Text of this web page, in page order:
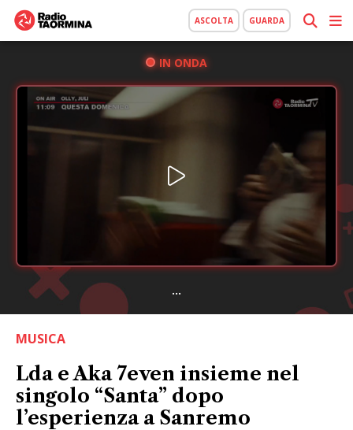
ASCOLTA GUARDA
IN ONDA
...
MUSICA
Lda e Aka 7even insieme nel
singolo “Santa” dopo
l’esperienza a Sanremo